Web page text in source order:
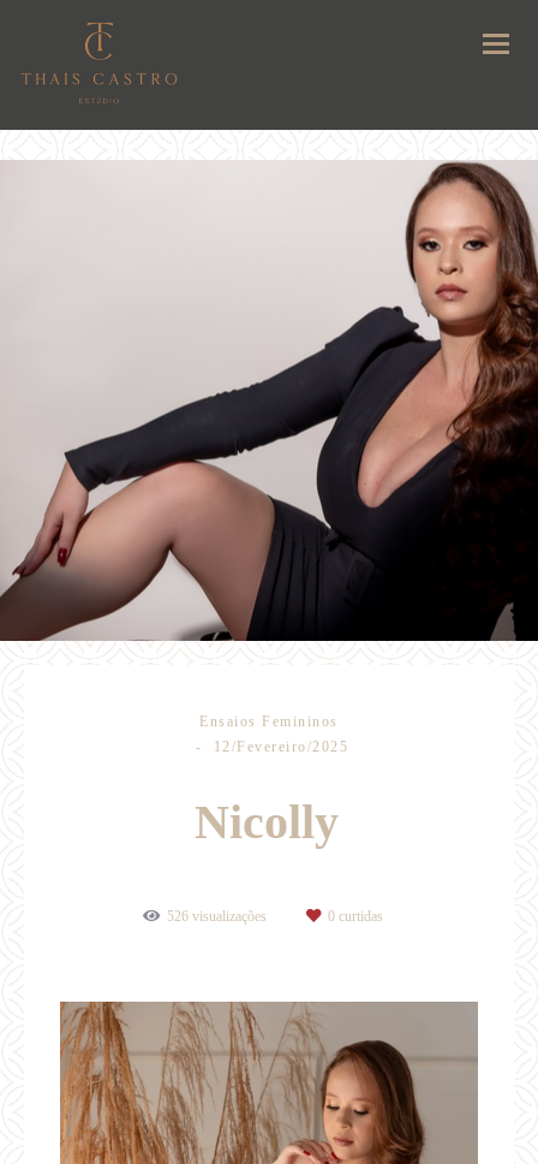
Ensaios Femininos
12/Fevereiro/2025
Nicolly
526 visualizações 0 curtidas